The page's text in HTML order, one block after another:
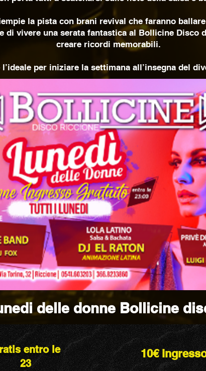
la pista con brani revival che faranno
di vivere una serata fantastica al Bollicine
creare ricordi memorabili.
per iniziare la settimana all’insegna del
delle donne Bollicine
entro le
23
10€